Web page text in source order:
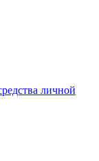
личной